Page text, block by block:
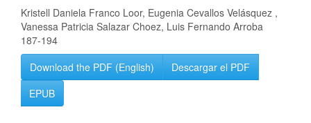
Kristell Daniela Franco Loor, Eugenia Cevallos Velásquez ,
Vanessa Patricia Salazar Choez, Luis Fernando Arroba
187-194
Download the PDF (English)
Descargar el PDF
EPUB